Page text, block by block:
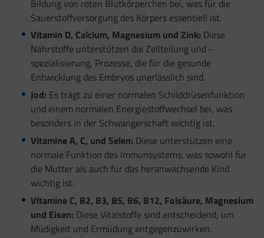
Bildung von roten Blutkörperchen bei, was für die
Sauerstoffversorgung des Körpers essentiell ist.
Vitamin D, Calcium, Magnesium und Zink: Diese
Nährstoffe unterstützen die Zellteilung und -
spezialisierung, Prozesse, die für die gesunde
Entwicklung des Embryos unerlässlich sind.
Jod: Es trägt zu einer normalen Schilddrüsenfunktion
und einem normalen Energiestoffwechsel bei, was
besonders in der Schwangerschaft wichtig ist.
Vitamine A, C, und Selen: Diese unterstützen eine
normale Funktion des Immunsystems, was sowohl für
die Mutter als auch für das heranwachsende Kind
wichtig ist.
Vitamine C, B2, B3, B5, B6, B12, Folsäure, Magnesium
und Eisen: Diese Vitalstoffe sind entscheidend, um
Müdigkeit und Ermüdung entgegenzuwirken.